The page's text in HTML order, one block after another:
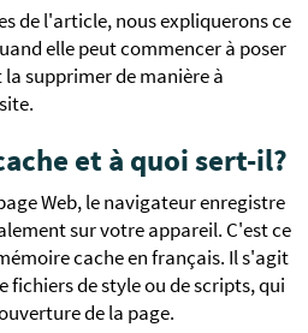
de l'article, nous expliquerons ce
elle peut commencer à poser
supprimer de manière à
et à quoi sert-il?
Web, le navigateur enregistre
sur votre appareil. C'est ce
cache en français. Il s'agit
fichiers de style ou de scripts, qui
de la page.